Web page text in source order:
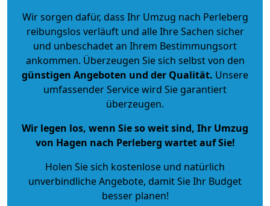
Wir sorgen dafür, dass Ihr Umzug nach Perleberg
reibungslos verläuft und alle Ihre Sachen sicher
und unbeschadet an Ihrem Bestimmungsort
ankommen. Überzeugen Sie sich selbst von den
günstigen Angeboten und der Qualität. Unsere
umfassender Service wird Sie garantiert
überzeugen.
Wir legen los, wenn Sie so weit sind, Ihr Umzug
von Hagen nach Perleberg wartet auf Sie!
Holen Sie sich kostenlose und natürlich
unverbindliche Angebote, damit Sie Ihr Budget
besser planen!